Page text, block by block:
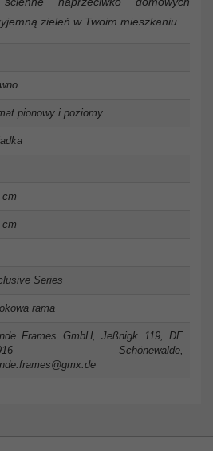
zieleń w Twoim mieszkaniu.
pionowy i poziomy
cm
cm
Series
rama
Frames GmbH, Jeßnigk 119, DE
Schönewalde,